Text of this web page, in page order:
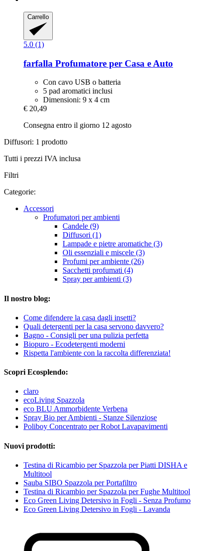
Carrello
5.0 (1)
farfalla Profumatore per Casa e Auto
Con cavo USB o batteria
5 pad aromatici inclusi
Dimensioni: 9 x 4 cm
€ 20,49
Consegna entro il giorno 12 agosto
Diffusori: 1 prodotto
Tutti i prezzi IVA inclusa
Filtri
Categorie:
Accessori
Profumatori per ambienti
Candele (9)
Diffusori (1)
Lampade e pietre aromatiche (3)
Oli essenziali e miscele (3)
Profumi per ambiente (26)
Sacchetti profumati (4)
Spray per ambienti (3)
Il nostro blog:
Come difendere la casa dagli insetti?
Quali detergenti per la casa servono davvero?
Bagno - Consigli per una pulizia perfetta
Biopuro - Ecodetergenti moderni
Rispetta l'ambiente con la raccolta differenziata!
Scopri Ecosplendo:
claro
ecoLiving Spazzola
eco BLU Ammorbidente Verbena
Spray Bio per Ambienti - Stanze Silenziose
Poliboy Concentrato per Robot Lavapavimenti
Nuovi prodotti:
Testina di Ricambio per Spazzola per Piatti DISHA e
Multitool
Sauba SIBO Spazzola per Portafiltro
Testina di Ricambio per Spazzola per Fughe Multitool
Eco Green Living Detersivo in Fogli - Senza Profumo
Eco Green Living Detersivo in Fogli - Lavanda